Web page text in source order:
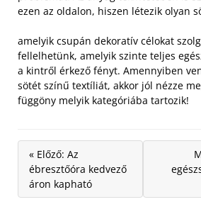
ezen az oldalon, hiszen létezik olyan
amelyik csupán dekoratív célokat
fellelhetünk, amelyik szinte teljes
a kintről érkező fényt. Amennyiben
sötét színű textíliát, akkor jól nézze
függöny melyik kategóriába tartozik!
« Előző: Az
ébresztőóra kedvező
áron kapható